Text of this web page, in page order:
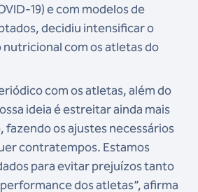
19) e com modelos de
decidiu intensificar o
com os atletas do
com os atletas, além do
ideia é estreitar ainda mais
fazendo os ajustes necessários
contratempos. Estamos
para evitar prejuízos tanto
dos atletas”, afirma